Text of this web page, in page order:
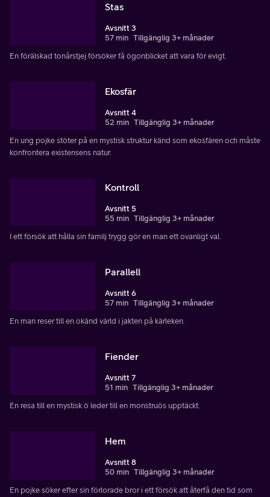
Stas
Avsnitt 3
57 min Tillgänglig 3+ månader
En förälskad tonårstjej försöker få ögonblicket att vara för evigt.
Ekosfär
Avsnitt 4
52 min Tillgänglig 3+ månader
En ung pojke stöter på en mystisk struktur känd som ekosfären och måste
konfrontera existensens natur.
Kontroll
Avsnitt 5
55 min Tillgänglig 3+ månader
I ett försök att hålla sin familj trygg gör en man ett ovanligt val.
Parallell
Avsnitt 6
57 min Tillgänglig 3+ månader
En man reser till en okänd värld i jakten på kärleken.
Fiender
Avsnitt 7
51 min Tillgänglig 3+ månader
En resa till en mystisk ö leder till en monstruös upptäckt.
Hem
Avsnitt 8
50 min Tillgänglig 3+ månader
En pojke söker efter sin förlorade bror i ett försök att återfå den tid som